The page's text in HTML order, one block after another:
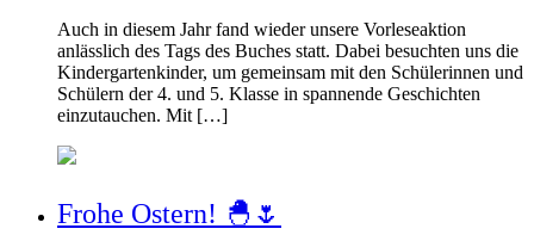
Auch in diesem Jahr fand wieder unsere Vorleseaktion
anlässlich des Tags des Buches statt. Dabei besuchten uns die
Kindergartenkinder, um gemeinsam mit den Schülerinnen und
Schülern der 4. und 5. Klasse in spannende Geschichten
einzutauchen. Mit […]
Frohe Ostern! 🐣🌷